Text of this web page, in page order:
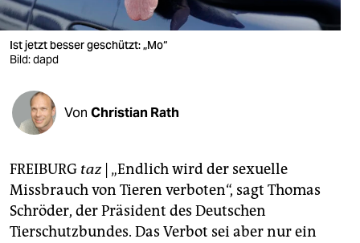
verlag
veranstaltungen
fragen & hilfe
unterstützen
abo
genossenschaft
epaper login
Ist jetzt besser geschützt: „Mo“
Bild: dapd
Von Christian Rath
FREIBURG taz| „Endlich wird der sexuelle
Missbrauch von Tieren verboten“, sagt Thomas
Schröder, der Präsident des Deutschen
Tierschutzbundes. Das Verbot sei aber nur ein